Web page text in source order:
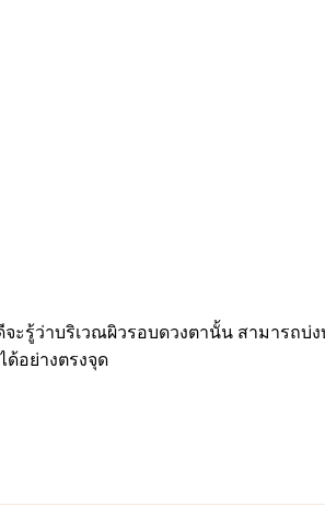
ว่าบริเวณผิวรอบดวงตานั้น สามารถบ่
ด้อย่างตรงจุด